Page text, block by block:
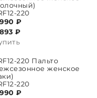
220
₽
₽
220 Пальто
женское
220
₽